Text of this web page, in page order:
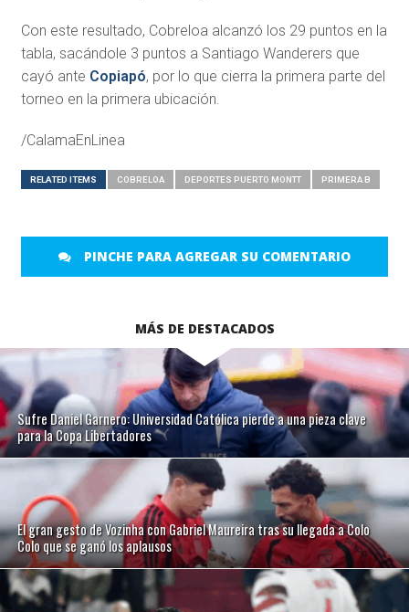
Con este resultado, Cobreloa alcanzó los 29 puntos en la
tabla, sacándole 3 puntos a Santiago Wanderers que
cayó ante Copiapó, por lo que cierra la primera parte del
torneo en la primera ubicación.
/CalamaEnLinea
RELATED ITEMS COBRELOA DEPORTES PUERTO MONTT PRIMERA B
PINCHE PARA AGREGAR SU COMENTARIO
MÁS DE DESTACADOS
Sufre Daniel Garnero: Universidad Católica pierde a una pieza clave
para la Copa Libertadores
El gran gesto de Vozinha con Gabriel Maureira tras su llegada a Colo
Colo que se ganó los aplausos